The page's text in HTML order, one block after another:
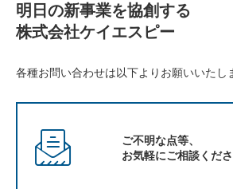
入
企
投
資
明日の新事業を協創する
株式会社ケイエスピー
各種お問い合わせは以下よりお願いいたし
ご不明な点等、
お気軽にご相談くださ